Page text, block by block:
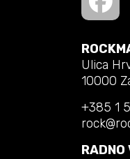
Ulica
10000
+385 1
RADNO